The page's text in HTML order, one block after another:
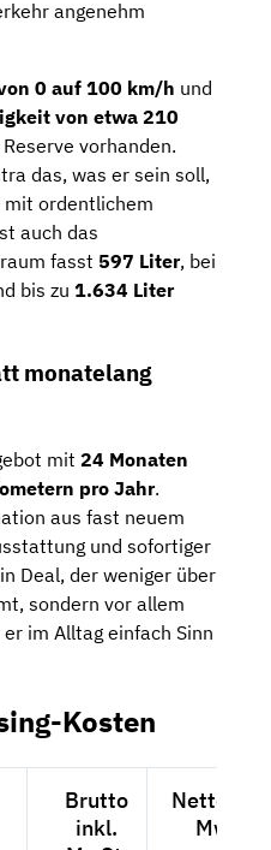
angenehm
0 auf 100 km/h und
von etwa 210
vorhanden.
das, was er sein soll,
ordentlichem
auch das
fasst 597 Liter, bei
bis zu 1.634 Liter
monatelang
mit 24 Monaten
pro Jahr.
aus fast neuem
und sofortiger
Deal, der weniger über
sondern vor allem
im Alltag einfach Sinn
Kosten
Brutto
inkl.
Netto
MwSt.